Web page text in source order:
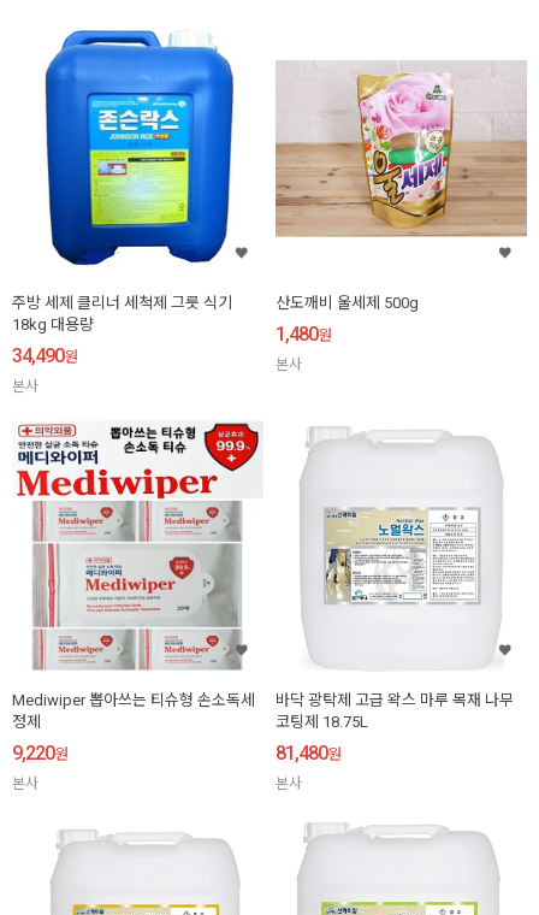
주방 세제 클리너 세척제 그릇 식기
18kg 대용량
34,490원
본사
산도깨비 울세제 500g
1,480원
본사
Mediwiper 뽑아쓰는 티슈형 손소독세
정제
9,220원
본사
바닥 광탁제 고급 왁스 마루 목재 나무
코팅제 18.75L
81,480원
본사